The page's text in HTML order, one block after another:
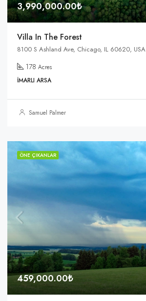
3,990,000.00₺
Villa In The Forest
8100 S Ashland Ave, Chicago, IL 60620, USA
178 Acres
İMARLI ARSA
Samuel Palmer
ÖNE ÇIKANLAR
459,000.00₺